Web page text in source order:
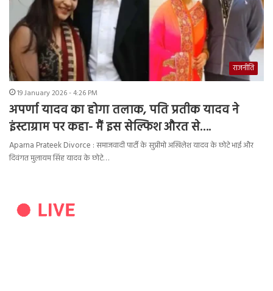
राजनीति
19 January 2026 - 4:26 PM
अपर्णा यादव का होगा तलाक, पति प्रतीक यादव ने
इंस्टाग्राम पर कहा- मैं इस सेल्फिश औरत से….
Aparna Prateek Divorce : समाजवादी पार्टी के सुप्रीमो अखिलेश यादव के छोटे भाई और
दिवंगत मुलायम सिंह यादव के छोटे…